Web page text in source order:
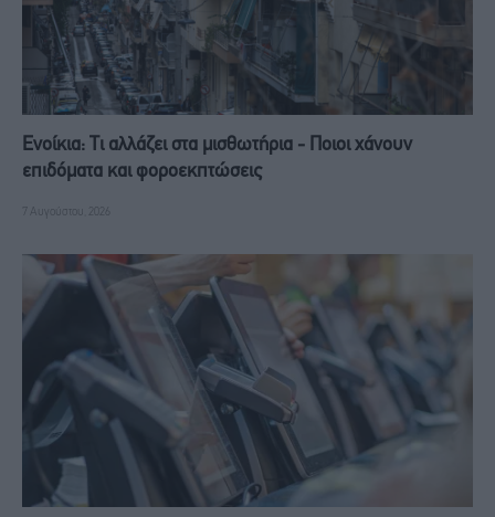
Ενοίκια: Τι αλλάζει στα μισθωτήρια - Ποιοι χάνουν
επιδόματα και φοροεκπτώσεις
7 Αυγούστου, 2026